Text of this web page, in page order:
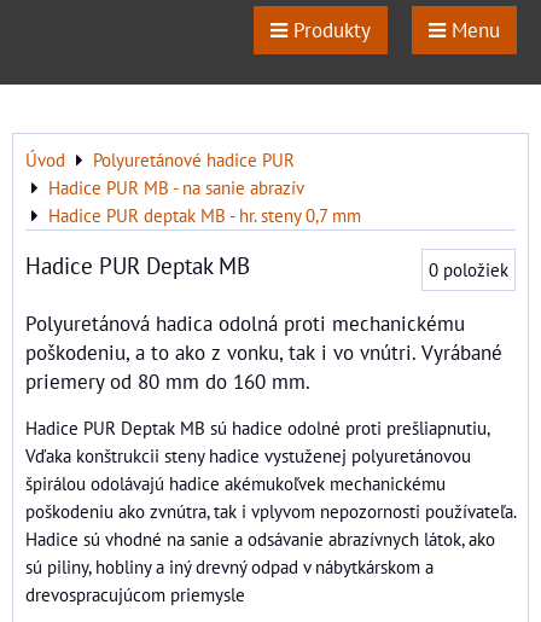
Produkty Menu
Úvod
Polyuretánové hadice PUR
Hadice PUR MB - na sanie abrazív
Hadice PUR deptak MB - hr. steny 0,7 mm
Hadice PUR Deptak MB 0 položiek
Polyuretánová hadica odolná proti mechanickému
poškodeniu, a to ako z vonku, tak i vo vnútri. Vyrábané
priemery od 80 mm do 160 mm.
Hadice PUR Deptak MB sú hadice odolné proti prešliapnutiu,
Vďaka konštrukcii steny hadice vystuženej polyuretánovou
špirálou odolávajú hadice akémukoľvek mechanickému
poškodeniu ako zvnútra, tak i vplyvom nepozornosti používateľa.
Hadice sú vhodné na sanie a odsávanie abrazívnych látok, ako
sú piliny, hobliny a iný drevný odpad v nábytkárskom a
drevospracujúcom priemysle